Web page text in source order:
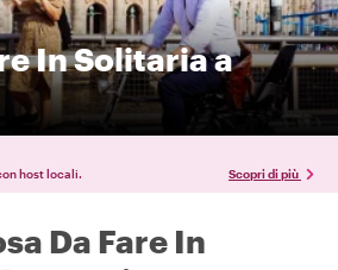
In Solitaria a
host locali. Scopri di più
Da Fare In